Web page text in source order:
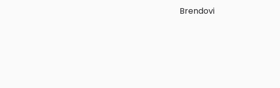
Brendovi